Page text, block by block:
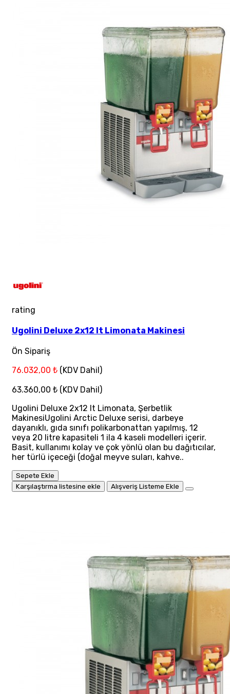
rating
Ugolini Deluxe 2x12 lt Limonata Makinesi
Ön Sipariş
76.032,00 ₺ (KDV Dahil)
63.360,00 ₺ (KDV Dahil)
Ugolini Deluxe 2x12 lt Limonata, Şerbetlik
MakinesiUgolini Arctic Deluxe serisi, darbeye
dayanıklı, gıda sınıfı polikarbonattan yapılmış, 12
veya 20 litre kapasiteli 1 ila 4 kaseli modelleri içerir.
Basit, kullanımı kolay ve çok yönlü olan bu dağıtıcılar,
her türlü içeceği (doğal meyve suları, kahve..
Sepete Ekle
Karşılaştırma listesine ekle
Alışveriş Listeme Ekle